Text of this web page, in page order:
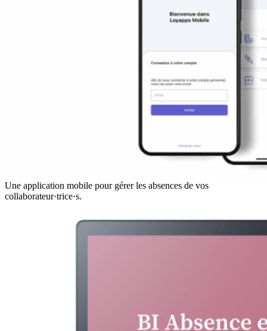
Une application mobile pour gérer les absences de vos
collaborateur·trice·s.